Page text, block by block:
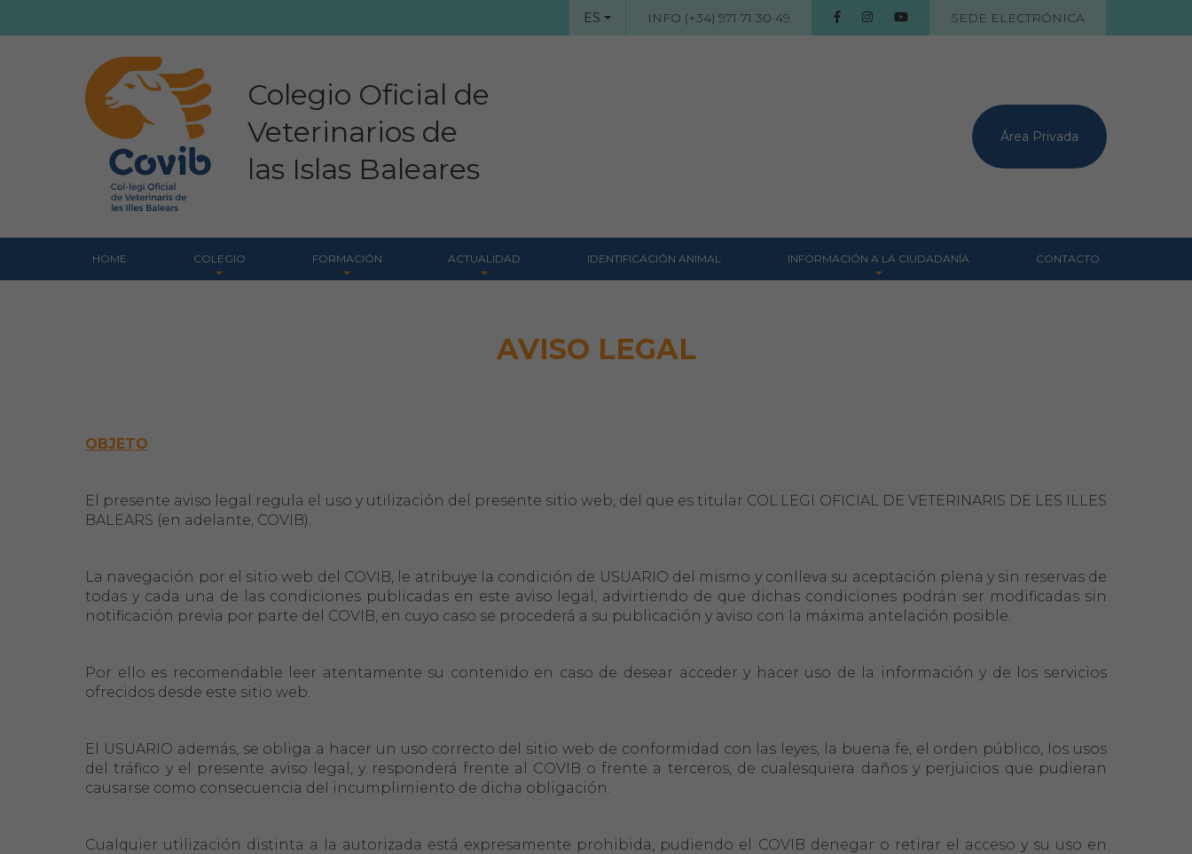
ES INFO (+34) 971 71 30 49 SEDE ELECTRÓNICA
Colegio Oficial de
Veterinarios de
las Islas Baleares
Área Privada
HOME COLEGIO FORMACIÓN ACTUALIDAD
Notas de prensa
IDENTIFICACIÓN ANIMAL INFORMACIÓN A LA CIUDADANÍA CONTACTO
AVISO LEGAL
OBJETO
El presente aviso legal regula el uso y utilización del presente sitio web, del que es titular COL·LEGI OFICIAL DE VETERINARIS DE LES ILLES
BALEARS (en adelante, COVIB).
La navegación por el sitio web del COVIB, le atribuye la condición de USUARIO del mismo y conlleva su aceptación plena y sin reservas de
todas y cada una de las condiciones publicadas en este aviso legal, advirtiendo de que dichas condiciones podrán ser modificadas sin
notificación previa por parte del COVIB, en cuyo caso se procederá a su publicación y aviso con la máxima antelación posible.
Por ello es recomendable leer atentamente su contenido en caso de desear acceder y hacer uso de la información y de los servicios
ofrecidos desde este sitio web.
El USUARIO además, se obliga a hacer un uso correcto del sitio web de conformidad con las leyes, la buena fe, el orden público, los usos
del tráfico y el presente aviso legal, y responderá frente al COVIB o frente a terceros, de cualesquiera daños y perjuicios que pudieran
causarse como consecuencia del incumplimiento de dicha obligación.
Cualquier utilización distinta a la autorizada está expresamente prohibida, pudiendo el COVIB denegar o retirar el acceso y su uso en